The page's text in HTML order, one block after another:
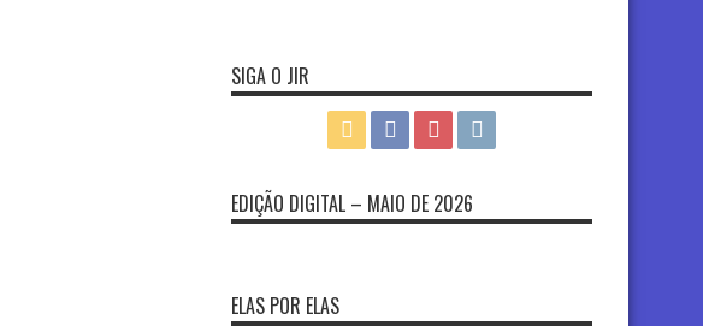
SIGA O JIR
EDIÇÃO DIGITAL – MAIO DE 2026
ELAS POR ELAS